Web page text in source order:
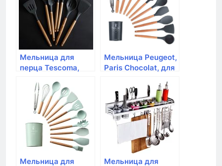
Мельница для
перца Tescoma,
Мельница Peugeot,
Paris Chocolat, для
коричневый, 30 см
Мельница для Мельница для